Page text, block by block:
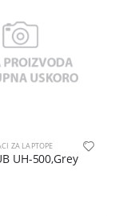
ZA LAPTOPE
UH-500,Grey